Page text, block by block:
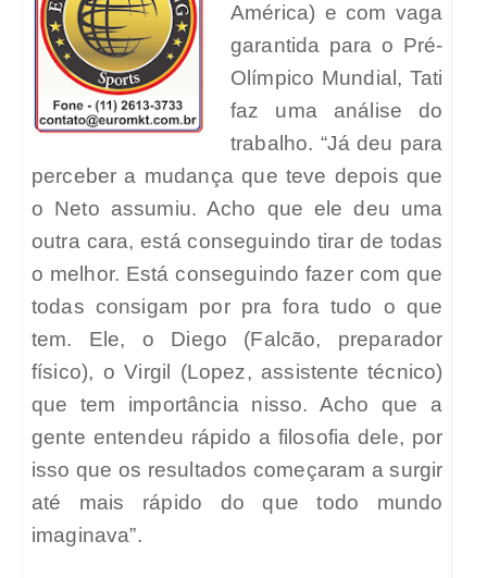
América) e com vaga
garantida para o Pré-
Olímpico Mundial, Tati
faz uma análise do
trabalho. “Já deu para
perceber a mudança que teve depois que
o Neto assumiu. Acho que ele deu uma
outra cara, está conseguindo tirar de todas
o melhor. Está conseguindo fazer com que
todas consigam por pra fora tudo o que
tem. Ele, o Diego (Falcão, preparador
físico), o Virgil (Lopez, assistente técnico)
que tem importância nisso. Acho que a
gente entendeu rápido a filosofia dele, por
isso que os resultados começaram a surgir
até mais rápido do que todo mundo
imaginava”.